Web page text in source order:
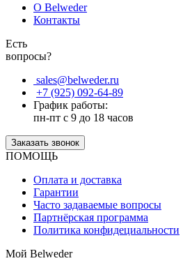
О Belweder
Контакты
Есть
вопросы?
sales@belweder.ru
+7 (925) 092-64-89
График работы:
пн-пт с 9 до 18 часов
Заказать звонок
ПОМОЩЬ
Оплата и доставка
Гарантии
Часто задаваемые вопросы
Партнёрская программа
Политика конфидециальности
Мой Belweder